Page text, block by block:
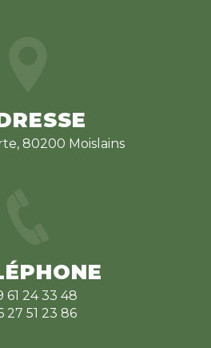
80200 Moislains
61 24 33 48
27 51 23 86